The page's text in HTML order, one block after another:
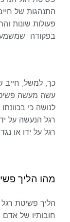
התנהגות של
פעולות שונות
בפקודה
כך, למשל, חייב
עשה מעשה
לנושה כי
רגל הנעשה על
רגל על ידו או
מהו הליך
הליך פשיטת
חובותיו של